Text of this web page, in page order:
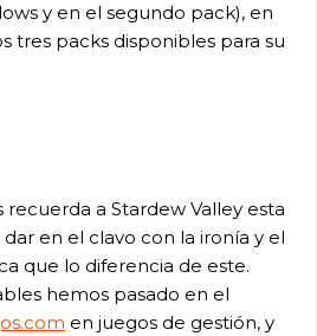
y en el segundo pack), en
tres packs disponibles para su
a Stardew Valley esta
en el clavo con la ironía y el
que lo diferencia de este.
hemos pasado en el
en juegos de gestión, y